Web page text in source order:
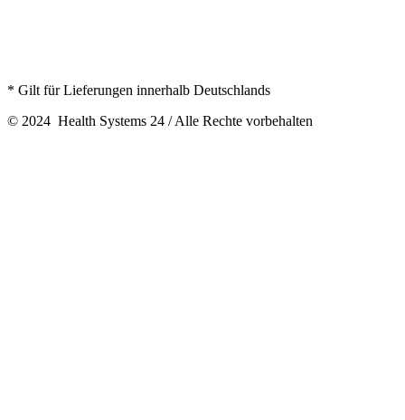
* Gilt für Lieferungen innerhalb Deutschlands
© 2024 Health Systems 24 / Alle Rechte vorbehalten